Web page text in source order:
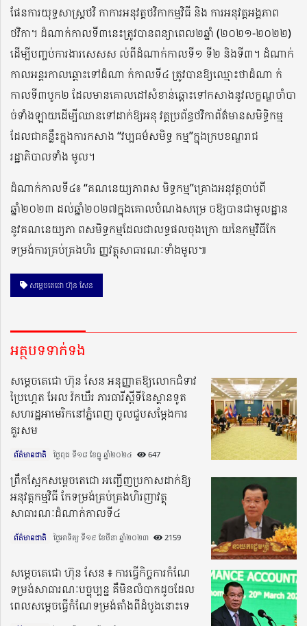
ផែនការយុទ្ធសាស្រ្តថវិ កាការអនុវត្តថវិកាកម្មវិធី និង ការអនុវត្តអង្គភាព
ថវិកា។ ដំណាក់កាលទី៣នេះត្រូវបានពន្យាពេល២ឆ្នាំ (២០២១-២០២២)
ដើម្បីបញ្ចប់ការងារសេសស ល់ពីដំណាក់កាលទី១ ទី២ និងទី៣។ ដំណាក់
កាលអន្តរកាលឆ្ពោះទៅដំណា ក់កាលទី៤ ត្រូវបានឱ្យឈ្មោះថាដំណា ក់
កាលទី៣បូក២ ដែលមានគោលដៅសំខាន់ឆ្ពោះទៅកសាងនូវលក្ខណ្ឌចាំបា
ច់ទាំងឡាយដើម្បីឈានទៅដាក់ឱ្យអនុ វត្តប្រព័ន្ធថវិកាព័ត៌មានសមិទ្ធិកម្ម
ដែលជាគន្លឹះក្នុងការកសាង “វប្បធម៌សមិទ្ធ កម្ម”ក្នុងក្របខណ្ឌរាជ
រដ្ឋាភិបាលទាំង មូល។
ដំណាក់កាលទី៤៖ “គណនេយ្យភាពស មិទ្ធកម្ម”គ្រោងអនុវត្តចាប់ពី
ឆ្នាំ២០២៣ ដល់ឆ្នាំ២០២៧ក្នុងគោលបំណងសម្រេ ចឱ្យបានជាមូលដ្ឋាន
នូវគណនេយ្យភា ពសមិទ្ធកម្មដែលជាលទ្ធផលចុងក្រោ យនៃកម្មវិធីកែ
ទម្រង់ការគ្រប់គ្រងហិរ ញ្ញវត្ថុសាធារណៈទាំងមូល៕
សម្តេចតេជោ ហ៊ុន សែន
អត្ថបទទាក់ទង
សម្ដេចតេជោ ហ៊ុន សែន អនុញ្ញាតឱ្យលោកជំទាវ
ប្រៃហ្គេត អែល វ៉កឃឺរ ភារធារីស្តីទីនៃស្ថានទូត
សហរដ្ឋអាមេរិកនៅភ្នំពេញ ចូលជួបសម្ដែងការ
គួរសម
ព័ត៌មានជាតិ ថ្ងៃពុធ ទី១៨ ខែធ្នូ ឆ្នាំ២០២៤​ 647
ព្រឹកស្អែកសម្តេចតេជោ អញ្ជើញប្រកាសដាក់ឱ្យ
អនុវត្តកម្មវិធី កែទម្រង់គ្រប់គ្រង​ហិរញាវត្ថុ
សាធារណៈដំណាក់កាលទី៤
ព័ត៌មានជាតិ ថ្ងៃអាទិត្យ ទី១៩ ខែមីនា ឆ្នាំ២០២៣​ 2159
សម្តេចតេជោ ហ៊ុន សែន ៖ ការធ្វើកិច្ចការកំណែ
ទម្រង់សាធារណៈបច្ចុប្បន្ន គឺមិនលំបាកដូចដែល
ពេលសម្ដេចធ្វើកំណែទម្រង់តាំងពីដំបូងនោះទេ